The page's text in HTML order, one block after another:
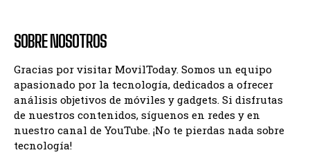
SOBRE NOSOTROS
Gracias por visitar MovilToday. Somos un equipo
apasionado por la tecnología, dedicados a ofrecer
análisis objetivos de móviles y gadgets. Si disfrutas
de nuestros contenidos, síguenos en redes y en
nuestro canal de YouTube. ¡No te pierdas nada sobre
tecnología!